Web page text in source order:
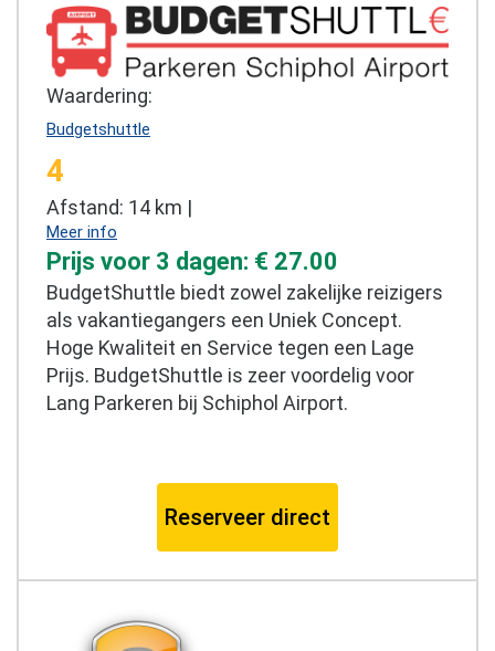
Waardering:
Budgetshuttle
4
Afstand: 14 km |
Meer info
Prijs voor 3 dagen: € 27.00
BudgetShuttle biedt zowel zakelijke reizigers
als vakantiegangers een Uniek Concept.
Hoge Kwaliteit en Service tegen een Lage
Prijs. BudgetShuttle is zeer voordelig voor
Lang Parkeren bij Schiphol Airport.
Reserveer direct